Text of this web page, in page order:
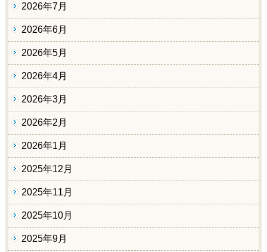
2026年7月
2026年6月
2026年5月
2026年4月
2026年3月
2026年2月
2026年1月
2025年12月
2025年11月
2025年10月
2025年9月